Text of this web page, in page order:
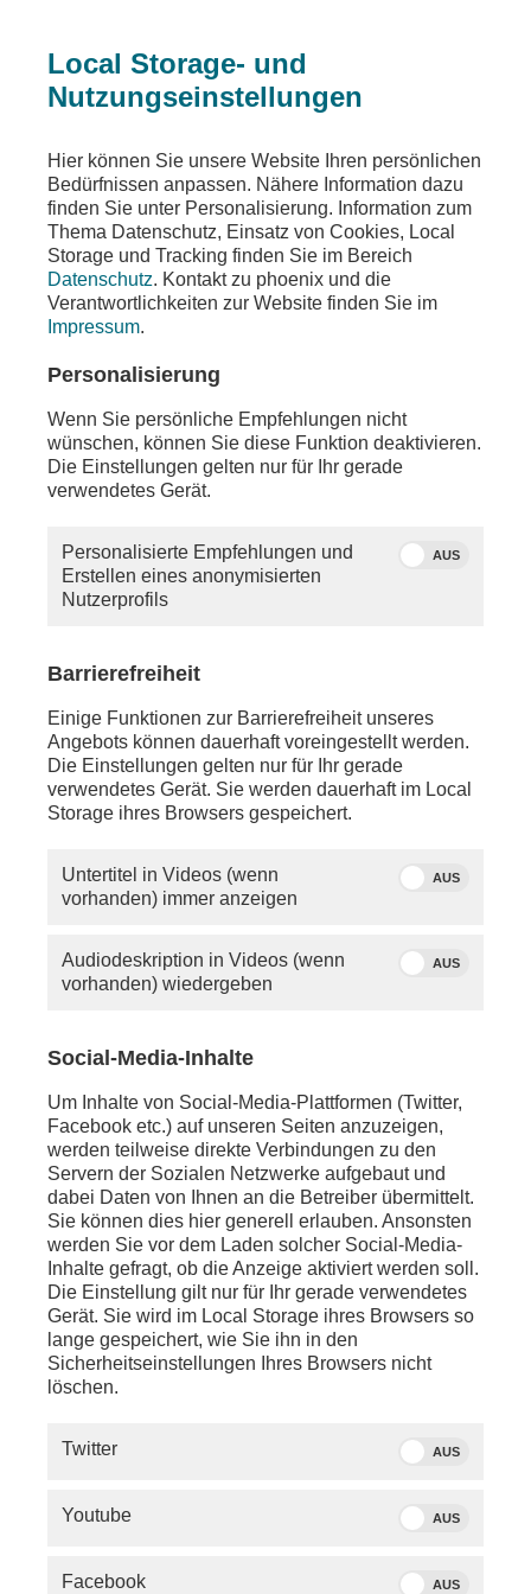
EU-Außenministertreffen
Kaja Kallas auf Zypern
Im Zuge des informellen Treffens der EU-
Abschluss-Pressekonferenz mit EU-
Außenminister von Zypern, Constantinos
Kombos, statt. Dabei geht es um den Krieg in der
Ukraine sowie um den Nahen und Mittleren Osten.
Über dieses Thema berichtet phoenix am
28.05.2026 um 14:15 Uhr bei „phoenix vor ort“.
Von phoenix mit Material von tagesschau.de, dpa
ÄHNLICHE BEITRÄGE
TALK
der Münchner...
nationalen
5 6
Local Storage- und
Nutzungseinstellungen
Hier können Sie unsere Website Ihren persönlichen
Bedürfnissen anpassen. Nähere Information dazu
finden Sie unter Personalisierung. Information zum
Thema Datenschutz, Einsatz von Cookies, Local
Storage und Tracking finden Sie im Bereich
Datenschutz. Kontakt zu phoenix und die
Verantwortlichkeiten zur Website finden Sie im
Impressum.
Personalisierung
Wenn Sie persönliche Empfehlungen nicht
wünschen, können Sie diese Funktion deaktivieren.
Die Einstellungen gelten nur für Ihr gerade
verwendetes Gerät.
Personalisierte Empfehlungen und
Erstellen eines anonymisierten
Nutzerprofils
AUS
Barrierefreiheit
Einige Funktionen zur Barrierefreiheit unseres
Angebots können dauerhaft voreingestellt werden.
Die Einstellungen gelten nur für Ihr gerade
verwendetes Gerät. Sie werden dauerhaft im Local
Storage ihres Browsers gespeichert.
Untertitel in Videos (wenn
vorhanden) immer anzeigen
AUS
Audiodeskription in Videos (wenn
vorhanden) wiedergeben
AUS
Social-Media-Inhalte
Um Inhalte von Social-Media-Plattformen (Twitter,
Facebook etc.) auf unseren Seiten anzuzeigen,
werden teilweise direkte Verbindungen zu den
Servern der Sozialen Netzwerke aufgebaut und
dabei Daten von Ihnen an die Betreiber übermittelt.
Sie können dies hier generell erlauben. Ansonsten
werden Sie vor dem Laden solcher Social-Media-
Inhalte gefragt, ob die Anzeige aktiviert werden soll.
Die Einstellung gilt nur für Ihr gerade verwendetes
Gerät. Sie wird im Local Storage ihres Browsers so
lange gespeichert, wie Sie ihn in den
Sicherheitseinstellungen Ihres Browsers nicht
löschen.
Twitter AUS
Youtube AUS
Facebook AUS